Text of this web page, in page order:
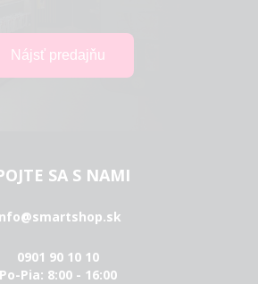
SA S NAMI
0901 90 10 10
Po-Pia: 8:00 - 16:00